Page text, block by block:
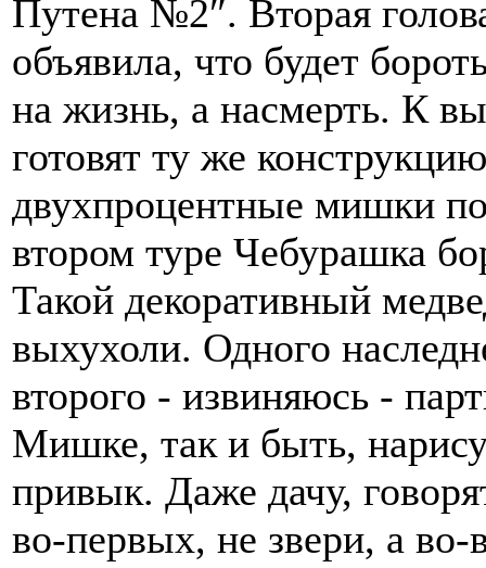
Путена №2″. Вторая
объявила, что будет
на жизнь, а насмерть. К
готовят ту же
двухпроцентные мишки
втором туре Чебурашка
Такой декоративный
выхухоли. Одного
второго - извиняюсь -
Мишке, так и быть,
привык. Даже дачу,
во-первых, не звери, а